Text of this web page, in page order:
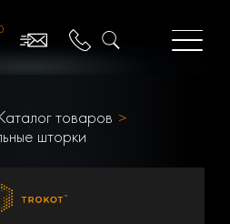
товаров
шторки